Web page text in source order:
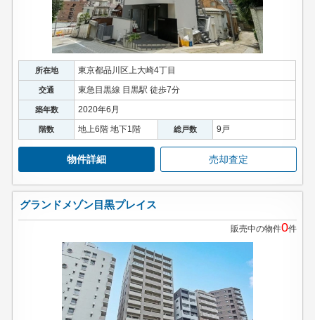
所在地 東京都品川区上大崎4丁目
交通 東急目黒線 目黒駅 徒歩7分
築年数 2020年6月
階数 地上6階 地下1階 総戸数 9戸
物件詳細 売却査定
グランドメゾン目黒プレイス
販売中の物件0件